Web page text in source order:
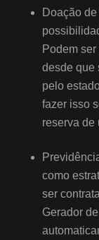
Doação
Podem
desde que
pelo
fazer isso
reserva de
como
ser
Gerador